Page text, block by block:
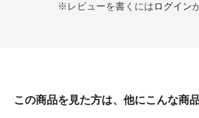
※レビューを書くにはログイン
この商品を見た方は、他にこんな商